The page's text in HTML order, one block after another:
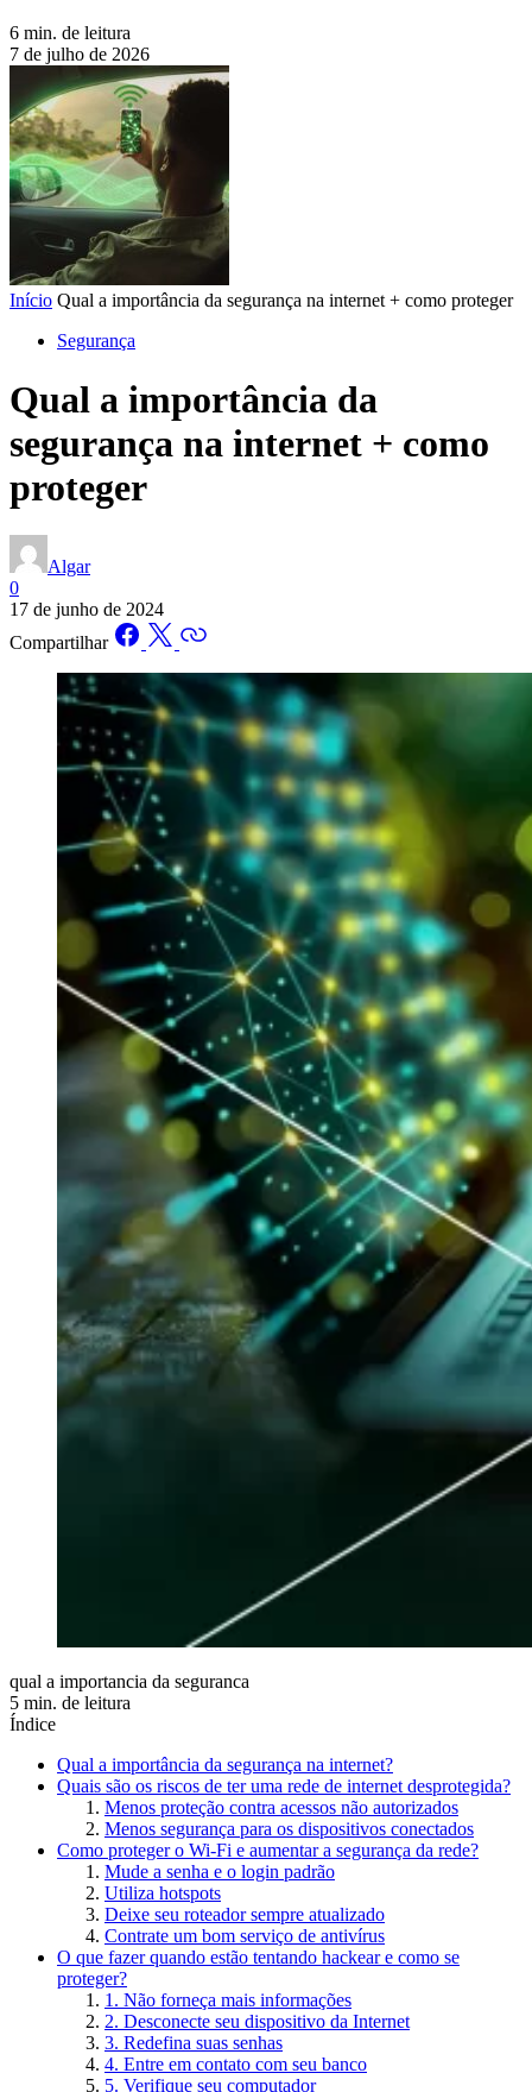
6 min. de leitura
7 de julho de 2026
Início Qual a importância da segurança na internet + como proteger
Segurança
Qual a importância da
segurança na internet + como
proteger
Algar
0
17 de junho de 2024
Compartilhar
qual a importancia da seguranca
5 min. de leitura
Índice
Qual a importância da segurança na internet?
Quais são os riscos de ter uma rede de internet desprotegida?
Menos proteção contra acessos não autorizados
Menos segurança para os dispositivos conectados
Como proteger o Wi-Fi e aumentar a segurança da rede?
Mude a senha e o login padrão
Utiliza hotspots
Deixe seu roteador sempre atualizado
Contrate um bom serviço de antivírus
O que fazer quando estão tentando hackear e como se
proteger?
1. Não forneça mais informações
2. Desconecte seu dispositivo da Internet
3. Redefina suas senhas
4. Entre em contato com seu banco
5. Verifique seu computador